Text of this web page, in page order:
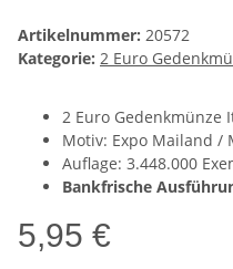
Artikelnummer: 20572
Kategorie: 2 Euro
2 Euro Gedenkmünze
Motiv: Expo Mailand /
Auflage: 3.448.000
Bankfrische
5,95 €